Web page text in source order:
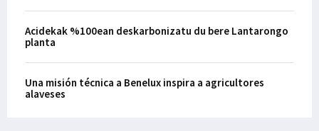
Acidekak %100ean deskarbonizatu du bere Lantarongo
planta
Una misión técnica a Benelux inspira a agricultores
alaveses